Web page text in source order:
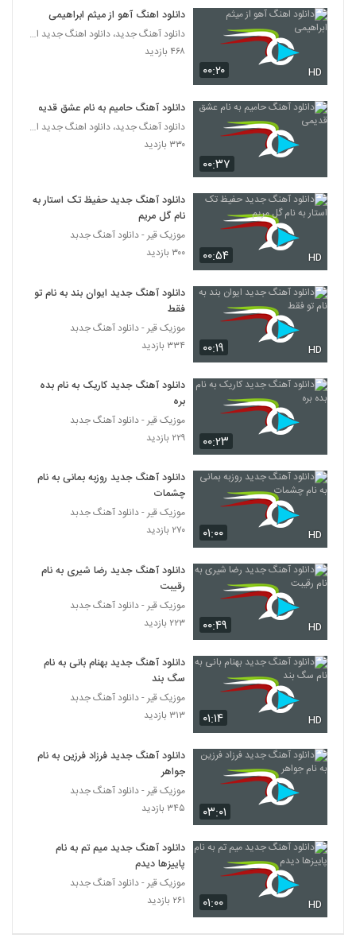
آهنگ رویا از مسعود مالمیر(پاپ)
3666
دانلود آهنگ دیوونه تو از رایبد
۴۹۳ بازدید
دانلود آهنگ بغض آسمان از پرهام آگاه
۳۱۸ بازدید
امیر فخرالدین آهنگ چه خبرته
3669 خلوت آشکار
3670
موزیک زیبای دنیای چشمات از مرتضی طالبی
۳۱۶ بازدید
دانلود آهنگ مهدی کیا تویی تو
3672
دانلود آهنگ جدید و زیبای امیر اکو با نام بی ما
دنیایی نیس
3673
مهران عزیزی آهنگ لیلای من
۳۲۴ بازدید
مسلم پورقاسمی آهنگ خدای من
3675
آهنگ تهران بارونی از شهاب رضایی(پاپ)
۲۹۲ بازدید
موزیک زیبای در چه حالی از حسین دارابی
۳۳۹ بازدید
آهنگ خودم فداییتم از کیان اکبری(پاپ)
3678
دانلود آهنگ نیمه ی پنهان از امیرحسین
افتخاری
دانلود آهنگ حامد حسینی سکوت غریب
۰۰:۲۰ HD
دانلود اهنگ آهو از میثم ابراهیمی
دانلود آهنگ جدید، دانلود اهنگ جدید ایرانی
۴۶۸ بازدید
۰۰:۳۷
دانلود آهنگ حامیم به نام عشق قدیمی
دانلود آهنگ جدید، دانلود اهنگ جدید ایرانی
۳۳۰ بازدید
۰۰:۵۴ HD
دانلود آهنگ جدید حفیظ تک استار به
نام گل مریم
موزیک قیر - دانلود آهنگ جدبد
۳۰۰ بازدید
۰۰:۱۹ HD
دانلود آهنگ جدید ایوان بند به نام تو
فقط
موزیک قیر - دانلود آهنگ جدبد
۳۳۴ بازدید
۰۰:۲۳
دانلود آهنگ جدید کاریک به نام بده
بره
موزیک قیر - دانلود آهنگ جدبد
۲۲۹ بازدید
۰۱:۰۰ HD
دانلود آهنگ جدید روزبه بمانی به نام
چشمات
موزیک قیر - دانلود آهنگ جدبد
۲۷۰ بازدید
۰۰:۴۹ HD
دانلود آهنگ جدید رضا شیری به نام
رقیبت
موزیک قیر - دانلود آهنگ جدبد
۲۲۳ بازدید
۰۱:۱۴ HD
دانلود آهنگ جدید بهنام بانی به نام
سگ بند
موزیک قیر - دانلود آهنگ جدبد
۳۱۳ بازدید
۰۳:۰۱
دانلود آهنگ جدید فرزاد فرزین به نام
جواهر
موزیک قیر - دانلود آهنگ جدبد
۳۴۵ بازدید
۰۱:۰۰ HD
دانلود آهنگ جدید میم تم به نام
پاییزها دیدم
موزیک قیر - دانلود آهنگ جدبد
۲۶۱ بازدید